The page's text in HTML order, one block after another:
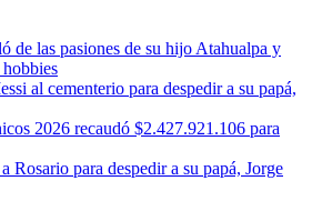
de las pasiones de su hijo Atahualpa y
al cementerio para despedir a su papá,
2026 recaudó $2.427.921.106 para
Rosario para despedir a su papá, Jorge